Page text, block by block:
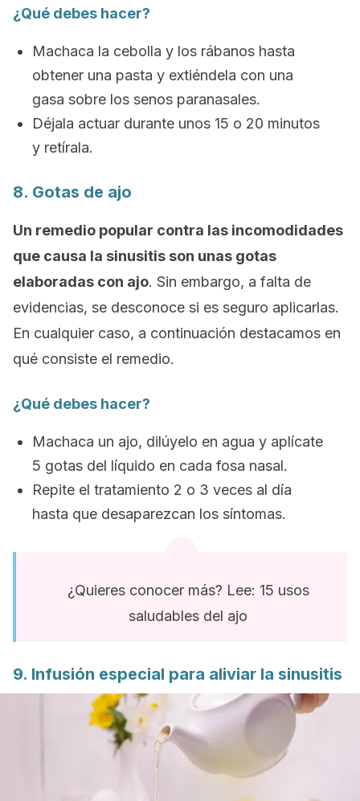
¿Qué debes hacer?
Machaca la cebolla y los rábanos hasta
obtener una pasta y extiéndela con una
gasa sobre los senos paranasales.
Déjala actuar durante unos 15 o 20 minutos
y retírala.
8. Gotas de ajo
Un remedio popular contra las incomodidades
que causa la sinusitis son unas gotas
elaboradas con ajo. Sin embargo, a falta de
evidencias, se desconoce si es seguro aplicarlas.
En cualquier caso, a continuación destacamos en
qué consiste el remedio.
¿Qué debes hacer?
Machaca un ajo, dilúyelo en agua y aplícate
5 gotas del líquido en cada fosa nasal.
Repite el tratamiento 2 o 3 veces al día
hasta que desaparezcan los síntomas.
¿Quieres conocer más? Lee: 15 usos
saludables del ajo
9. Infusión especial para aliviar la sinusitis